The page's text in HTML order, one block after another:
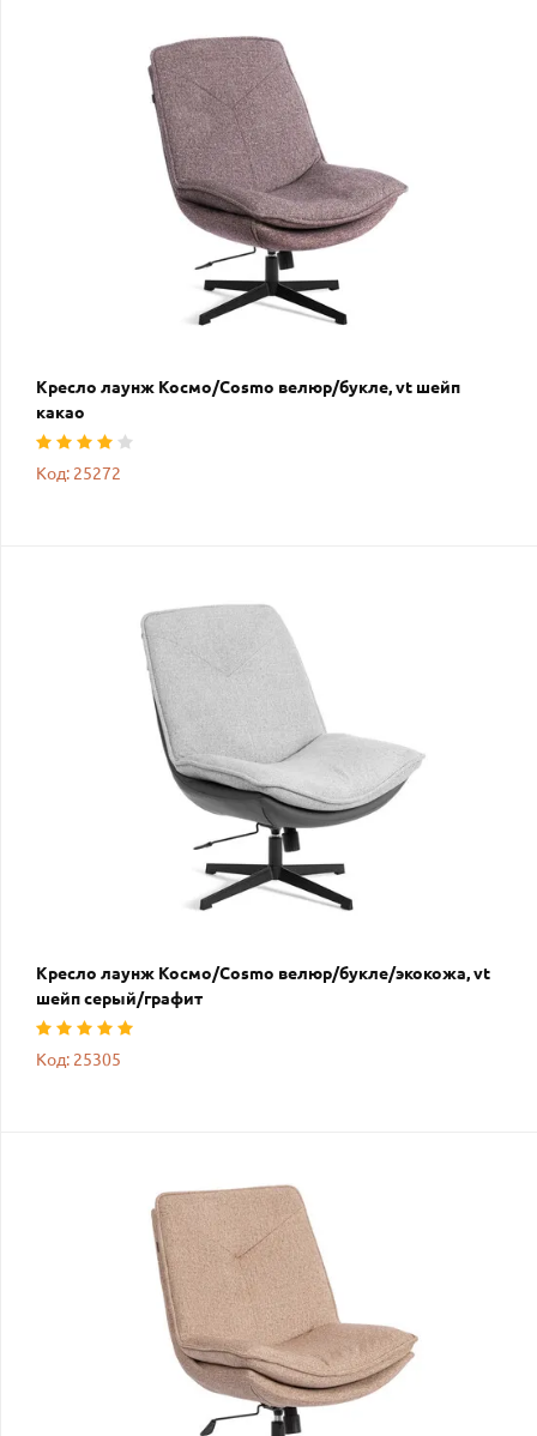
Кресло лаунж Космо/Cosmo велюр/букле, vt шейп
какао
Код: 25272
Кресло лаунж Космо/Cosmo велюр/букле/экокожа, vt
шейп серый/графит
Код: 25305